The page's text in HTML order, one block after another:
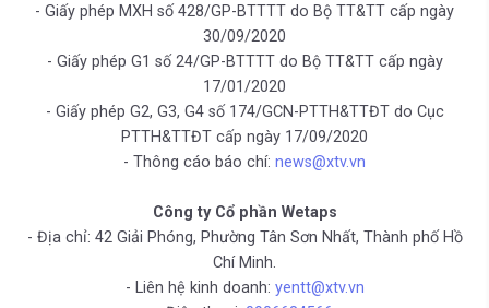
- Giấy phép MXH số 428/GP-BTTTT do Bộ TT&TT cấp ngày
30/09/2020
- Giấy phép G1 số 24/GP-BTTTT do Bộ TT&TT cấp ngày
17/01/2020
- Giấy phép G2, G3, G4 số 174/GCN-PTTH&TTĐT do Cục
PTTH&TTĐT cấp ngày 17/09/2020
- Thông cáo báo chí: news@xtv.vn
Công ty Cổ phần Wetaps
- Địa chỉ: 42 Giải Phóng, Phường Tân Sơn Nhất, Thành phố Hồ
Chí Minh.
- Liên hệ kinh doanh: yentt@xtv.vn